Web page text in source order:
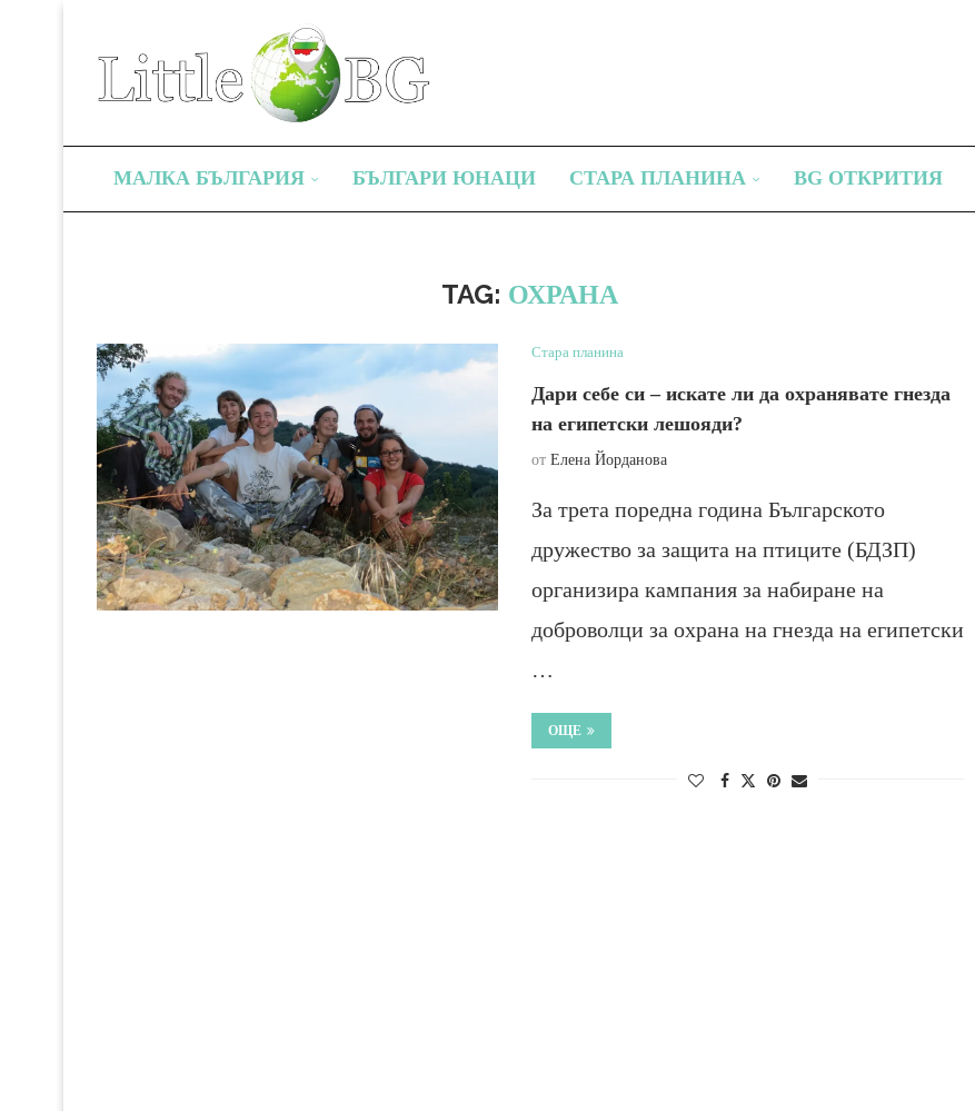
МАЛКА БЪЛГАРИЯ БЪЛГАРИ ЮНАЦИ СТАРА ПЛАНИНА BG ОТКРИТИЯ
TAG: ОХРАНА
Стара планина
Дари себе си – искате ли да охранявате гнезда
на египетски лешояди?
от Елена Йорданова
За трета поредна година Българското
дружество за защита на птиците (БДЗП)
организира кампания за набиране на
доброволци за охрана на гнезда на египетски
…
ОЩЕ